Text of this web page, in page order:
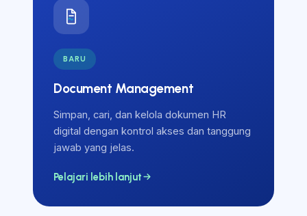
BARU
Document Management
Simpan, cari, dan kelola dokumen HR
digital dengan kontrol akses dan tanggung
jawab yang jelas.
Pelajari lebih lanjut